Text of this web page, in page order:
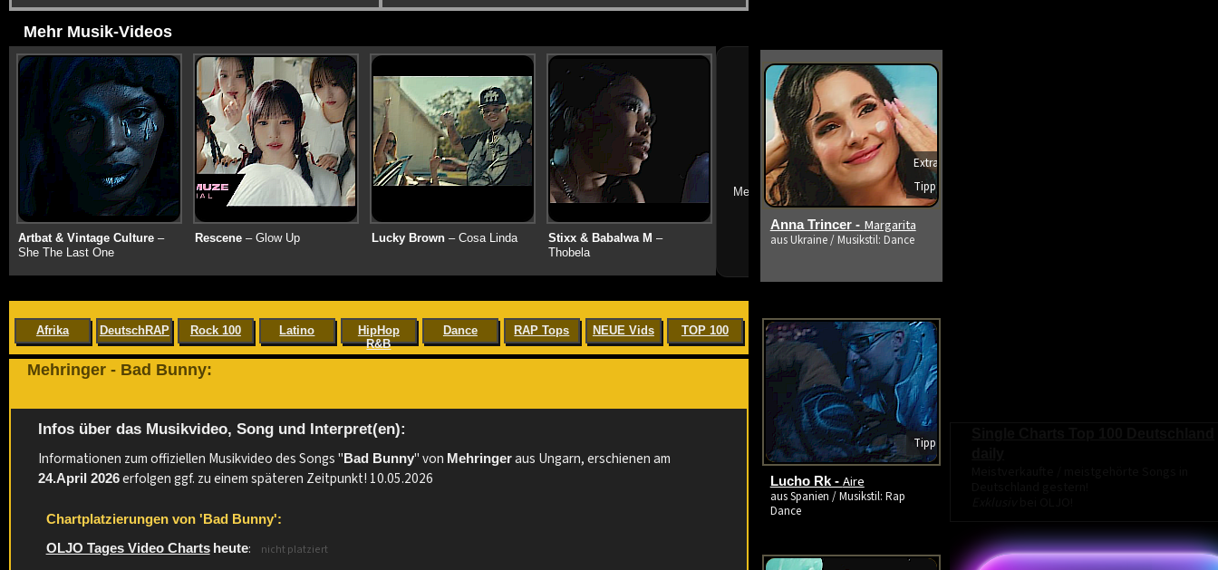
Mehr Musik-Videos
Artbat & Vintage Culture–
She The Last One
Rescene– Glow Up Lucky Brown– Cosa Linda Stixx & Babalwa M –
Thobela
Mehr neue Vids ansehen
Afrika DeutschRAP Rock 100 Latino
HipHop
R&B
Dance RAP Tops NEUE Vids TOP 100
Mehringer - Bad Bunny:
Infos über das Musikvideo, Song und Interpret(en):
Informationen zum offiziellen Musikvideo des Songs " Bad Bunny" von Mehringeraus Ungarn, erschienen am
24.April 2026erfolgen ggf. zu einem späteren Zeitpunkt! 10.05.2026
Chartplatzierungen von 'Bad Bunny':
OLJO Tages Video Charts heute:
nicht platziert
Extra
Tipp
Anna Trincer - Margarita
aus Ukraine / Musikstil: Dance
Tipp
Lucho Rk - Aire
aus Spanien / Musikstil: Rap
Dance